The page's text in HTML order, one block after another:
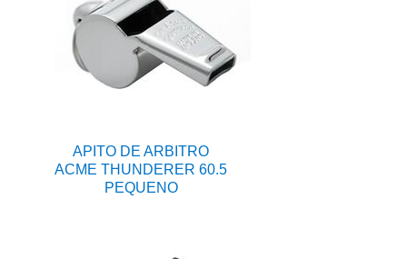
APITO DE ARBITRO
ACME THUNDERER 60.5
PEQUENO